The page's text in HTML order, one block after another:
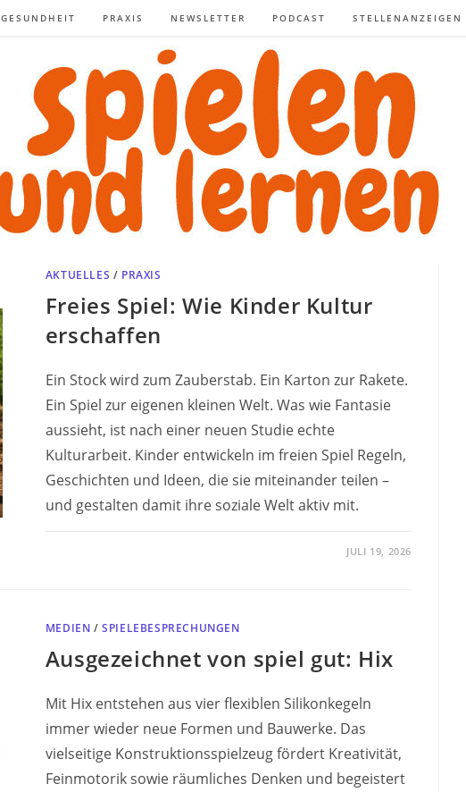
GESUNDHEIT PRAXIS NEWSLETTER PODCAST STELLENANZEIGEN
AKTUELLES / PRAXIS
Freies Spiel: Wie Kinder Kultur
erschaffen
Ein Stock wird zum Zauberstab. Ein Karton zur Rakete.
Ein Spiel zur eigenen kleinen Welt. Was wie Fantasie
aussieht, ist nach einer neuen Studie echte
Kulturarbeit. Kinder entwickeln im freien Spiel Regeln,
Geschichten und Ideen, die sie miteinander teilen –
und gestalten damit ihre soziale Welt aktiv mit.
JULI 19, 2026
MEDIEN /SPIELEBESPRECHUNGEN
Ausgezeichnet von spiel gut: Hix
Mit Hix entstehen aus vier flexiblen Silikonkegeln
immer wieder neue Formen und Bauwerke. Das
vielseitige Konstruktionsspielzeug fördert Kreativität,
Feinmotorik sowie räumliches Denken und begeistert